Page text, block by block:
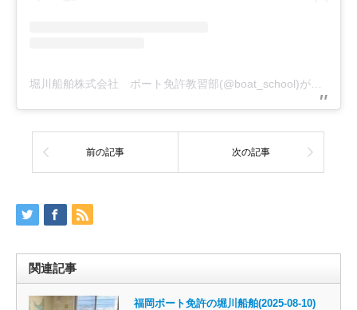
前の記事 次の記事
関連記事
福岡ボート免許の堀川船舶(2025-08-10)